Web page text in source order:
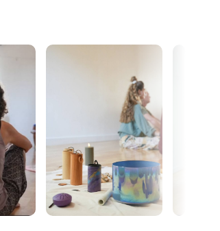
respiration
la musique et la voix, avec
prise, puis une
d’instruments (bols en cristal